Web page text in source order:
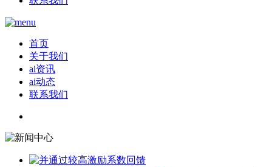
首页
关于我们
ai资讯
ai动态
联系我们